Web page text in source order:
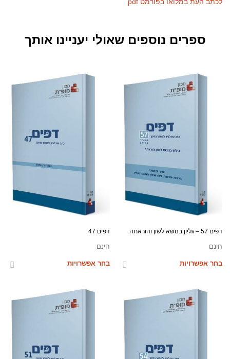
ספרים נוספים שאולי יעניינו אותך
דפים 57 – גליון בנושא לשון והוראתה
חינם
בחר אפשרויות
דפים 47
חינם
בחר אפשרויות